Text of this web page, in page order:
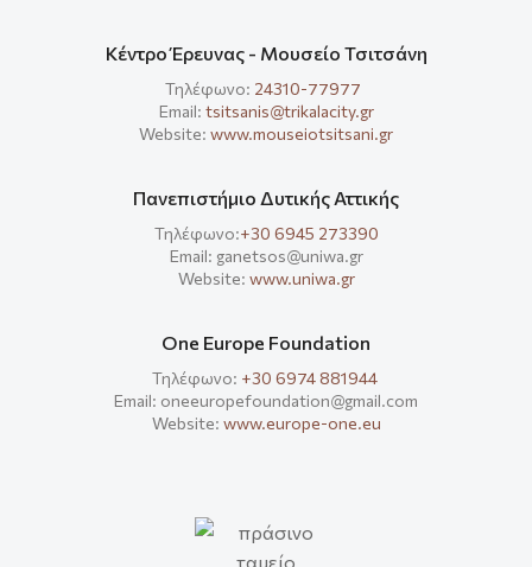
Κέντρο Έρευνας - Μουσείο Τσιτσάνη
Τηλέφωνο: 24310-77977
Email: tsitsanis@trikalacity.gr
Website: www.mouseiotsitsani.gr
Πανεπιστήμιο Δυτικής Αττικής
Τηλέφωνο:+30 6945 273390
Email: ganetsos@uniwa.gr
Website: www.uniwa.gr
One Europe Foundation
Τηλέφωνο: +30 6974 881944
Email: oneeuropefoundation@gmail.com
Website: www.europe-one.eu